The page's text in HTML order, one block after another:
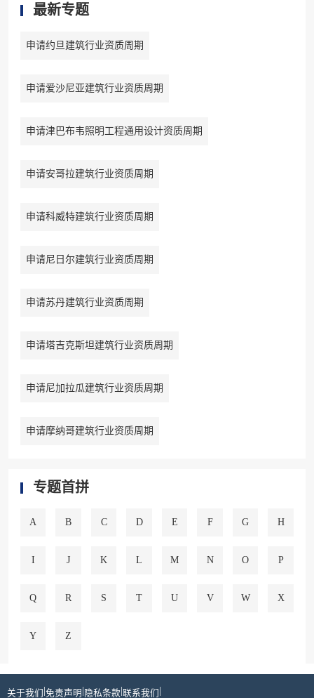
最新专题
申请约旦建筑行业资质周期
申请爱沙尼亚建筑行业资质周期
申请津巴布韦照明工程通用设计资质周期
申请安哥拉建筑行业资质周期
申请科威特建筑行业资质周期
申请尼日尔建筑行业资质周期
申请苏丹建筑行业资质周期
申请塔吉克斯坦建筑行业资质周期
申请尼加拉瓜建筑行业资质周期
申请摩纳哥建筑行业资质周期
专题首拼
A B C D E F G H
I J K L M N O P
Q R S T U V W X
Y Z
关于我们 免责声明 隐私条款 联系我们